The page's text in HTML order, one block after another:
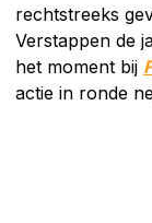
rechtstreeks
Verstappen de
het moment bij
actie in ronde